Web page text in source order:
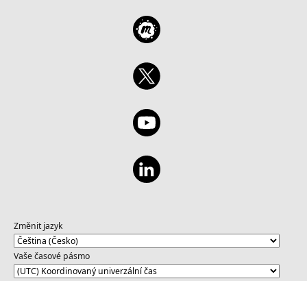
Změnit jazyk
Vaše časové pásmo